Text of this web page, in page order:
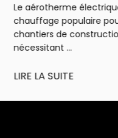
Le aérotherme
chauffage populaire
chantiers de
nécessitant ...
LIRE LA SUITE